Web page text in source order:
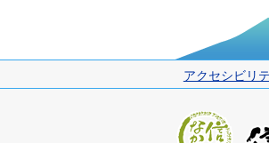
アクセシビリ